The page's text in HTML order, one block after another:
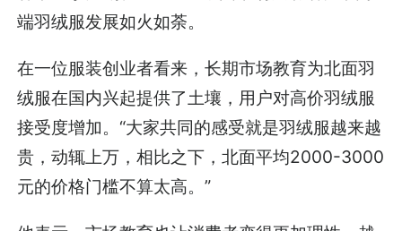
端羽绒服发展如火如荼。
在一位服装创业者看来，长期市场教育为北面羽
绒服在国内兴起提供了土壤，用户对高价羽绒服
接受度增加。“大家共同的感受就是羽绒服越来越
贵，动辄上万，相比之下，北面平均2000-3000
元的价格门槛不算太高。”